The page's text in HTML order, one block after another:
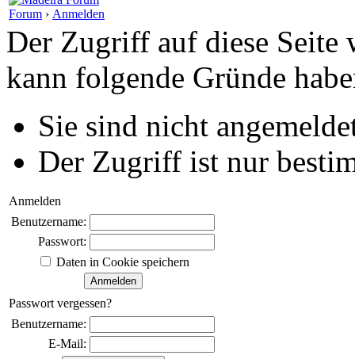
Forum › Anmelden
Der Zugriff auf diese Seite
kann folgende Gründe
Sie sind nicht
Der Zugriff ist nur
Anmelden
Benutzername:
Passwort:
Daten in Cookie speichern
Passwort vergessen?
Benutzername:
E-Mail: